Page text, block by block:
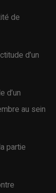
de
d’un
d’un
au sein
partie